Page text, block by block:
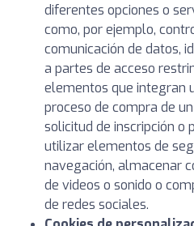
diferentes opciones o
como, por ejemplo,
comunicación de datos,
a partes de acceso
elementos que integran
proceso de compra de
solicitud de inscripción o
utilizar elementos de
navegación, almacenar
de videos o sonido o
de redes sociales.